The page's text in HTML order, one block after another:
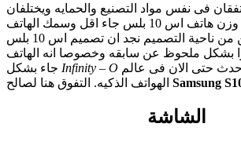
فى نفس مواد التصنيع والحمايه ويختلفان
فى الوزن فنجد ان وزن هاتف اس 10 بلس جاء اقل وسمك الهاتف
ايضا جاء اصغر ولكن من ناحية التصميم نجد ان تصميم اس 10 بلس
بشكل ملحوظ عن سابقه وخصوصا انه الهاتف
Infinity – O
Samsung
الشاشة